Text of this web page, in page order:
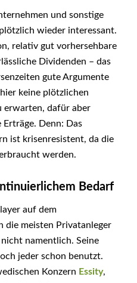
und sonstige
wieder interessant.
relativ gut vorhersehbare
Dividenden – das
gute Argumente
keine plötzlichen
erwarten, dafür aber
Denn: Das
ist krisenresistent, da die
werden.
Bedarf
auf dem
die meisten Privatanleger
namentlich. Seine
jeder schon benutzt.
Konzern Essity,